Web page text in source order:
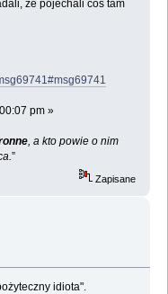
że pojechali coś tam
pm »
, a kto powie o nim
”
Zapisane
idiota".